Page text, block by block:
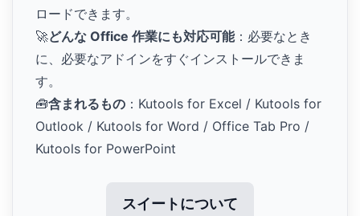
ロードできます。
🚀どんな Office 作業にも対応可能：必要なとき
に、必要なアドインをすぐインストールできま
す。
🧰含まれるもの ：Kutools for Excel / Kutools for
Outlook / Kutools for Word / Office Tab Pro /
Kutools for PowerPoint
スイートについて